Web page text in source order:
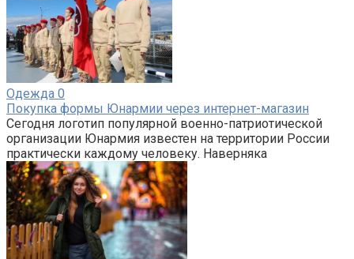
Одежда 0
Покупка формы Юнармии через интернет-магазин
Сегодня логотип популярной военно-патриотической
организации Юнармия известен на территории России
практически каждому человеку. Наверняка